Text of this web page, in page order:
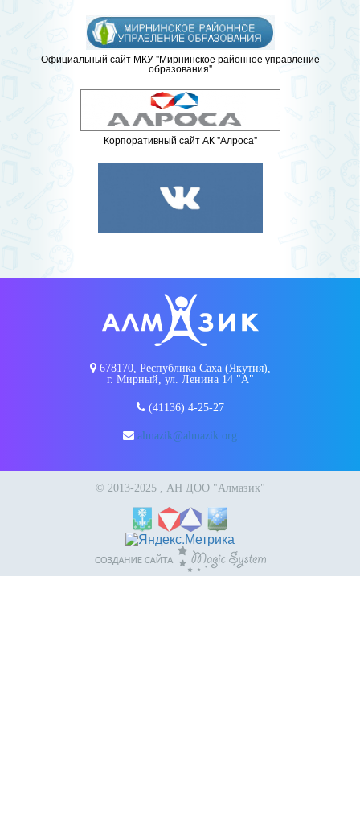
Официальный сайт МКУ "Мирнинское районное управление
образования"
Корпоративный сайт АК "Алроса"
678170, Республика Саха (Якутия),
г. Мирный, ул. Ленина 14 "А"
(41136) 4-25-27
almazik@almazik.org
© 2013-2025 , АН ДОО "Алмазик"